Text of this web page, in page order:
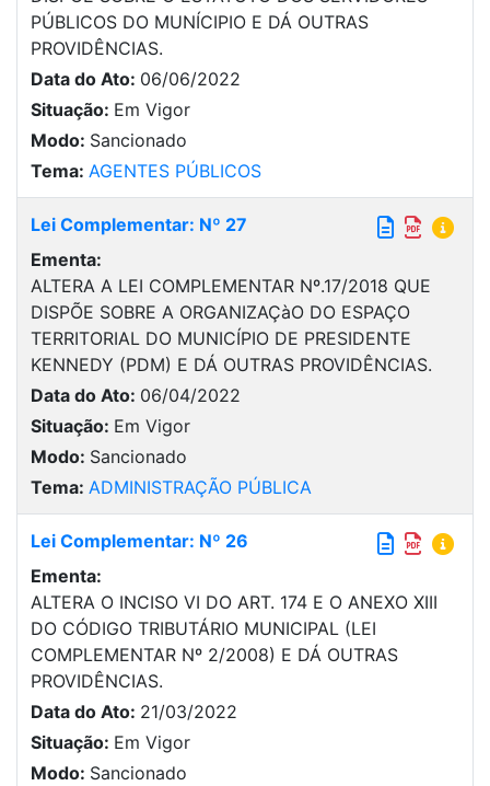
PÚBLICOS DO MUNÍCIPIO E DÁ OUTRAS
PROVIDÊNCIAS.
Data do Ato: 06/06/2022
Situação: Em Vigor
Modo: Sancionado
Tema: AGENTES PÚBLICOS
Lei Complementar: Nº 27
Ementa:
ALTERA A LEI COMPLEMENTAR Nº.17/2018 QUE
DISPÕE SOBRE A ORGANIZAÇàO DO ESPAÇO
TERRITORIAL DO MUNICÍPIO DE PRESIDENTE
KENNEDY (PDM) E DÁ OUTRAS PROVIDÊNCIAS.
Data do Ato: 06/04/2022
Situação: Em Vigor
Modo: Sancionado
Tema: ADMINISTRAÇÃO PÚBLICA
Lei Complementar: Nº 26
Ementa:
ALTERA O INCISO VI DO ART. 174 E O ANEXO XIII
DO CÓDIGO TRIBUTÁRIO MUNICIPAL (LEI
COMPLEMENTAR Nº 2/2008) E DÁ OUTRAS
PROVIDÊNCIAS.
Data do Ato: 21/03/2022
Situação: Em Vigor
Modo: Sancionado